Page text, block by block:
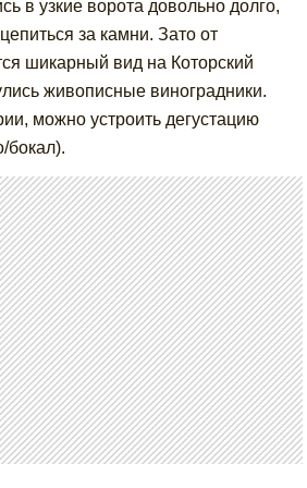
в узкие ворота довольно долго,
за камни. Зато от
шикарный вид на Которский
живописные виноградники.
можно устроить дегустацию
бокал).